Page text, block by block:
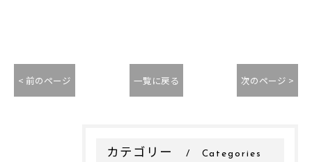
< 前のページ 一覧に戻る 次のページ >
カテゴリー Categories